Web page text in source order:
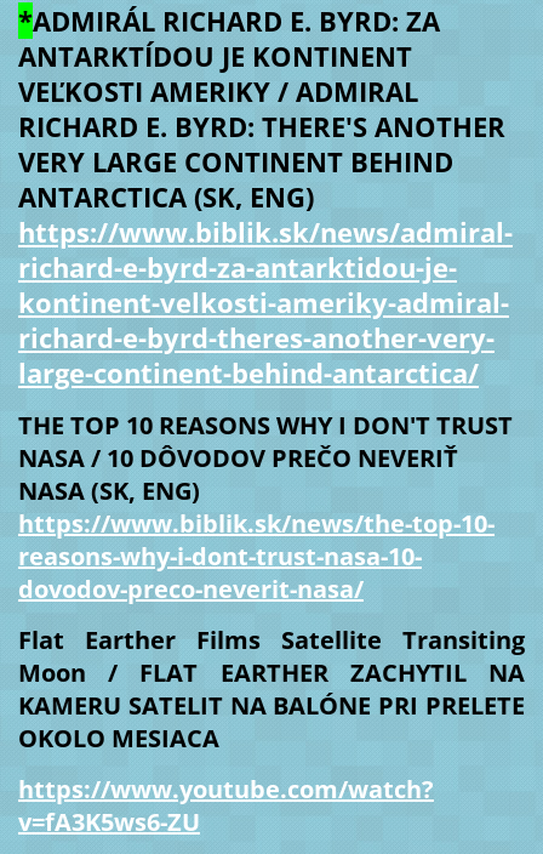
*ADMIRÁL RICHARD E. BYRD: ZA
ANTARKTÍDOU JE KONTINENT
VEĽKOSTI AMERIKY / ADMIRAL
RICHARD E. BYRD: THERE'S ANOTHER
VERY LARGE CONTINENT BEHIND
ANTARCTICA (SK, ENG)
https://www.biblik.sk/news/admiral-
richard-e-byrd-za-antarktidou-je-
kontinent-velkosti-ameriky-admiral-
richard-e-byrd-theres-another-very-
large-continent-behind-antarctica/
THE TOP 10 REASONS WHY I DON'T TRUST
NASA / 10 DÔVODOV PREČO NEVERIŤ
NASA (SK, ENG)
https://www.biblik.sk/news/the-top-10-
reasons-why-i-dont-trust-nasa-10-
dovodov-preco-neverit-nasa/
Flat Earther Films Satellite Transiting
Moon / FLAT EARTHER ZACHYTIL NA
KAMERU SATELIT NA BALÓNE PRI PRELETE
OKOLO MESIACA
https://www.youtube.com/watch?
v=fA3K5ws6-ZU